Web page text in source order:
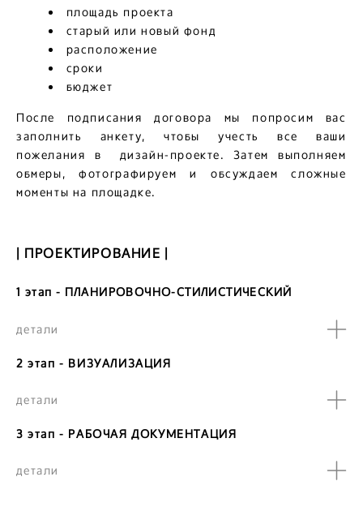
площадь проекта
старый или новый фонд
расположение
сроки
бюджет
После подписания договора мы попросим вас
заполнить анкету, чтобы учесть все ваши
пожелания в дизайн-проекте. Затем выполняем
обмеры, фотографируем и обсуждаем сложные
моменты на площадке.
| ПРОЕКТИРОВАНИЕ |
1 этап - ПЛАНИРОВОЧНО-СТИЛИСТИЧЕСКИЙ
детали
2 этап - ВИЗУАЛИЗАЦИЯ
детали
3 этап - РАБОЧАЯ ДОКУМЕНТАЦИЯ
детали